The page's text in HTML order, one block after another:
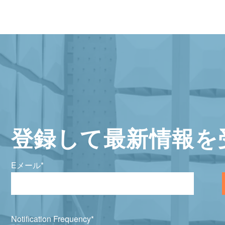
登録して最新情報
Eメール*
Notification Frequency*